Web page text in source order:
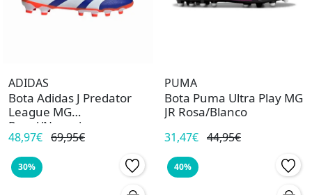
ADIDAS
Bota Adidas J Predator
League MG
Royal/Naranja
48,97€ 69,95€
PUMA
Bota Puma Ultra Play MG
JR Rosa/Blanco
31,47€ 44,95€
30% 40%